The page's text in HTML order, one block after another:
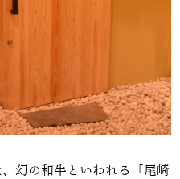
幻の和牛といわれる「尾崎